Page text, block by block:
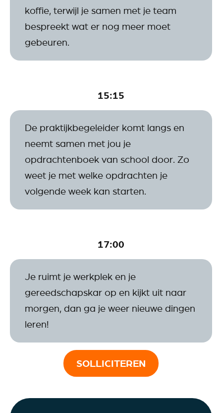
koffie, terwijl je samen met je team
bespreekt wat er nog meer moet
gebeuren.
15:15
De praktijkbegeleider komt langs en
neemt samen met jou je
opdrachtenboek van school door. Zo
weet je met welke opdrachten je
volgende week kan starten.
17:00
Je ruimt je werkplek en je
gereedschapskar op en kijkt uit naar
morgen, dan ga je weer nieuwe dingen
leren!
SOLLICITEREN